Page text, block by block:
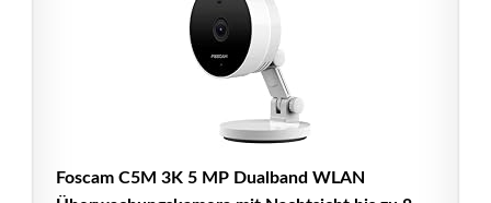
Foscam C5M 3K 5 MP Dualband WLAN